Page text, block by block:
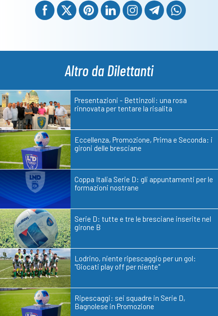
Altro da Dilettanti
Presentazioni - Bettinzoli: una rosa
rinnovata per tentare la risalita
Eccellenza, Promozione, Prima e Seconda: i
gironi delle bresciane
Coppa Italia Serie D: gli appuntamenti per le
formazioni nostrane
Serie D: tutte e tre le bresciane inserite nel
girone B
Lodrino, niente ripescaggio per un gol:
"Giocati play off per niente"
Ripescaggi: sei squadre in Serie D,
Bagnolese in Promozione